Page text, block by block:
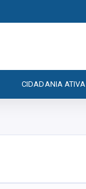
CIDADANIA ATIVA